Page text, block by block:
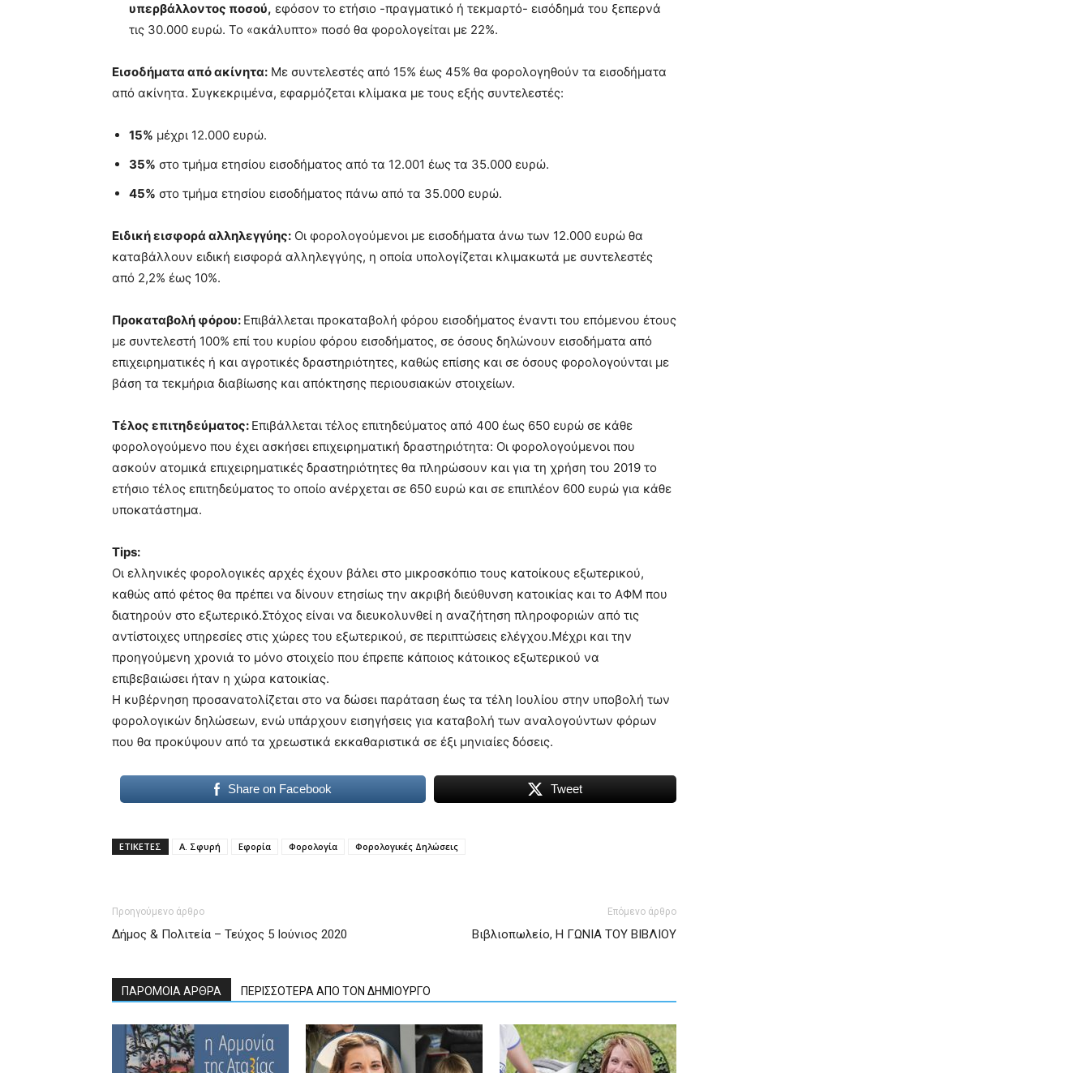
υπερβάλλοντος ποσού, εφόσον το ετήσιο -πραγματικό ή τεκμαρτό- εισόδημά του ξεπερνά
τις 30.000 ευρώ. Το «ακάλυπτο» ποσό θα φορολογείται με 22%.
Εισοδήματα από ακίνητα: Με συντελεστές από 15% έως 45% θα φορολογηθούν τα εισοδήματα
από ακίνητα. Συγκεκριμένα, εφαρμόζεται κλίμακα με τους εξής συντελεστές:
15% μέχρι 12.000 ευρώ.
35% στο τμήμα ετησίου εισοδήματος από τα 12.001 έως τα 35.000 ευρώ.
45% στο τμήμα ετησίου εισοδήματος πάνω από τα 35.000 ευρώ.
Ειδική εισφορά αλληλεγγύης: Οι φορολογούμενοι με εισοδήματα άνω των 12.000 ευρώ θα
καταβάλλουν ειδική εισφορά αλληλεγγύης, η οποία υπολογίζεται κλιμακωτά με συντελεστές
από 2,2% έως 10%.
Προκαταβολή φόρου: Επιβάλλεται προκαταβολή φόρου εισοδήματος έναντι του επόμενου έτους
με συντελεστή 100% επί του κυρίου φόρου εισοδήματος, σε όσους δηλώνουν εισοδήματα από
επιχειρηματικές ή και αγροτικές δραστηριότητες, καθώς επίσης και σε όσους φορολογούνται με
βάση τα τεκμήρια διαβίωσης και απόκτησης περιουσιακών στοιχείων.
Τέλος επιτηδεύματος: Επιβάλλεται τέλος επιτηδεύματος από 400 έως 650 ευρώ σε κάθε
φορολογούμενο που έχει ασκήσει επιχειρηματική δραστηριότητα: Οι φορολογούμενοι που
ασκούν ατομικά επιχειρηματικές δραστηριότητες θα πληρώσουν και για τη χρήση του 2019 το
ετήσιο τέλος επιτηδεύματος το οποίο ανέρχεται σε 650 ευρώ και σε επιπλέον 600 ευρώ για κάθε
υποκατάστημα.
Tips:
Οι ελληνικές φορολογικές αρχές έχουν βάλει στο μικροσκόπιο τους κατοίκους εξωτερικού,
καθώς από φέτος θα πρέπει να δίνουν ετησίως την ακριβή διεύθυνση κατοικίας και το ΑΦΜ που
διατηρούν στο εξωτερικό.Στόχος είναι να διευκολυνθεί η αναζήτηση πληροφοριών από τις
αντίστοιχες υπηρεσίες στις χώρες του εξωτερικού, σε περιπτώσεις ελέγχου.Μέχρι και την
προηγούμενη χρονιά το μόνο στοιχείο που έπρεπε κάποιος κάτοικος εξωτερικού να
επιβεβαιώσει ήταν η χώρα κατοικίας.
Η κυβέρνηση προσανατολίζεται στο να δώσει παράταση έως τα τέλη Ιουλίου στην υποβολή των
φορολογικών δηλώσεων, ενώ υπάρχουν εισηγήσεις για καταβολή των αναλογούντων φόρων
που θα προκύψουν από τα χρεωστικά εκκαθαριστικά σε έξι μηνιαίες δόσεις.
Share on Facebook Tweet
ΕΤΙΚΕΤΕΣ Α. Σφυρή Εφορία Φορολογία Φορολογικές Δηλώσεις
Προηγούμενο άρθρο
Δήμος & Πολιτεία – Τεύχος 5 Ιούνιος 2020
Επόμενο άρθρο
Βιβλιοπωλείο, Η ΓΩΝΙΑ ΤΟΥ ΒΙΒΛΙΟΥ
ΠΑΡΟΜΟΙΑ ΑΡΘΡΑ ΠΕΡΙΣΣΟΤΕΡΑ ΑΠΟ ΤΟΝ ΔΗΜΙΟΥΡΓΟ